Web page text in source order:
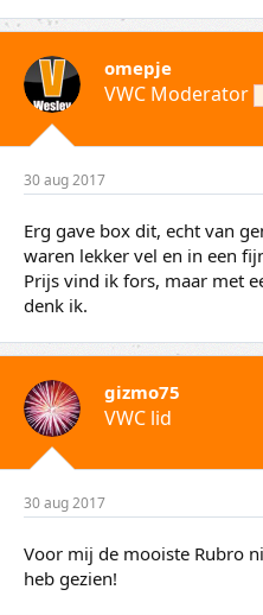
omepje
VWC Moderator
30 aug 2017
Erg gave box dit, echt van
waren lekker vel en in een
Prijs vind ik fors, maar met
denk ik.
gizmo75
VWC lid
30 aug 2017
Voor mij de mooiste Rubro
heb gezien!